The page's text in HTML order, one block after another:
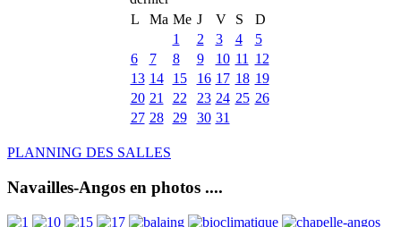
L
Ma Me J V S
D
1
2 3 4
5
6
7 8 9 10 11
12
13 14 15 16 17 18 19
20 21 22 23 24 25 26
27 28 29 30 31
PLANNING DES SALLES
Navailles-Angos en photos ....